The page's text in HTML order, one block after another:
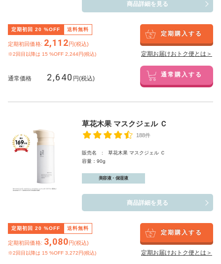
商品詳細を見る
定期初回 20 %OFF 送料無料
定期初回価格: 2,112円(税込)
※2回目以降は 15 %OFF 2,244円(税込)
定期購入する
定期お届けおトク便とは＞
通常価格 2,640 円(税込) 通常購入する
草花木果 マスクジェル Ｃ
188件
販売名 : 草花木果 マスクジェル Ｃ
容量：90g
美容液・保湿液
商品詳細を見る
定期初回 20 %OFF 送料無料
定期初回価格: 3,080円(税込)
※2回目以降は 15 %OFF 3,272円(税込)
定期購入する
定期お届けおトク便とは＞